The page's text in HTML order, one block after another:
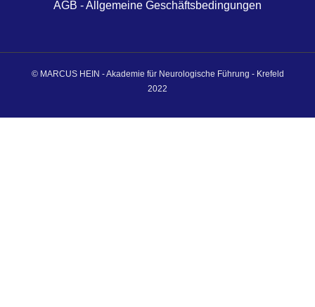
AGB - Allgemeine Geschäftsbedingungen
© MARCUS HEIN - Akademie für Neurologische Führung - Krefeld
2022